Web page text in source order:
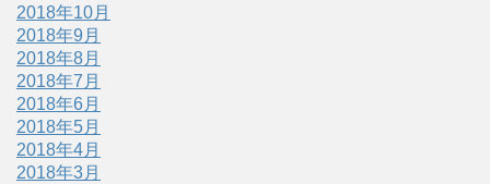
2018年10月
2018年9月
2018年8月
2018年7月
2018年6月
2018年5月
2018年4月
2018年3月